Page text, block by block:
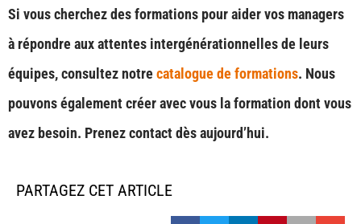
Si vous cherchez des formations pour aider vos managers
à répondre aux attentes intergénérationnelles de leurs
équipes, consultez notre catalogue de formations. Nous
pouvons également créer avec vous la formation dont vous
avez besoin. Prenez contact dès aujourd’hui.
PARTAGEZ CET ARTICLE